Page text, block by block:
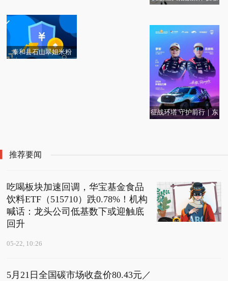
权要求删除不实信贷记
录-每日信息
泰和县石山翠姐米粉
万人民币_每日头条
征战环塔 守护前行｜东
推荐要闻
吃喝板块加速回调，华宝基金食品
饮料ETF（515710）跌0.78%！机构
喊话：龙头公司低基数下或迎触底
回升
05-22, 10:26
5月21日全国碳市场收盘价80.43元／